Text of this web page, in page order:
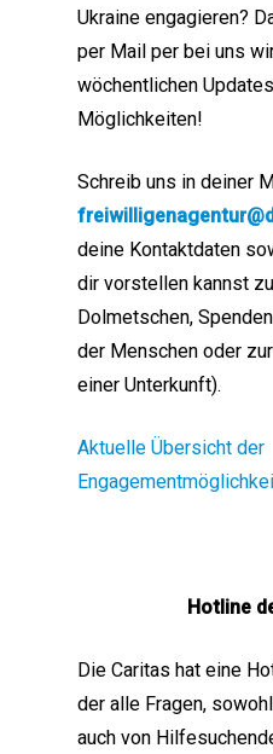
Ukraine engagieren?
per Mail per bei uns
wöchentlichen
Möglichkeiten!
Schreib uns in deiner
deine Kontaktdaten
dir vorstellen kannst
Dolmetschen,
der Menschen oder
einer Unterkunft).
Aktuelle Übersicht der
Hotline
Die Caritas hat eine
der alle Fragen,
auch von